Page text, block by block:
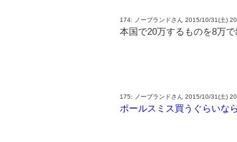
174: ノーブランドさん 2015/10/31(土)
本国で20万するものを8万
175: ノーブランドさん 2015/10/31(土)
ポールスミス買うぐらいな